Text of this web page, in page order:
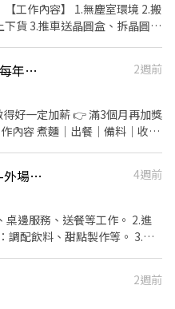
工作內容】 1.無塵室環境 2.搬
貨 3.推車送晶圓盒、拆晶圓外
* 兩個月 另加 兩萬 / 五萬八
獎金 日/夜 (69600 / 82600)
做二休二 固定日/夜班 (月休
取前皆可先不填！ ➋加入留
👍 小吃店餐廚人員（可排班、每年調薪）
2週前
段：10:30～
👍 【北村豆腐家】樹林秀泰店-外場計時
4週前
桌邊服務、送餐等工作。 2.進
調配飲料、甜點製作等。 3.於
2週前